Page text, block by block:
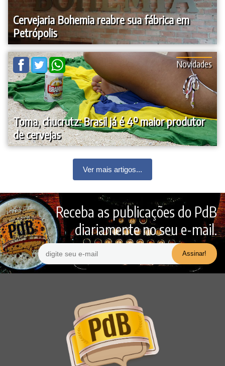
Cervejaria Bohemia reabre sua fábrica em
Petrópolis
Toma, chucrutz: Brasil já é 4º maior produtor
de cervejas
Novidades
Ver mais artigos...
Receba as publicações do PdB
diariamente no seu e-mail.